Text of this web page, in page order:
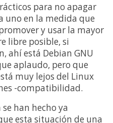
para no apagar
uno en la medida que
y usar la mayor
libre posible, si
ahí está Debian GNU
aplaudo, pero que
muy lejos del Linux
-compatibilidad.
han hecho ya
esta situación de una